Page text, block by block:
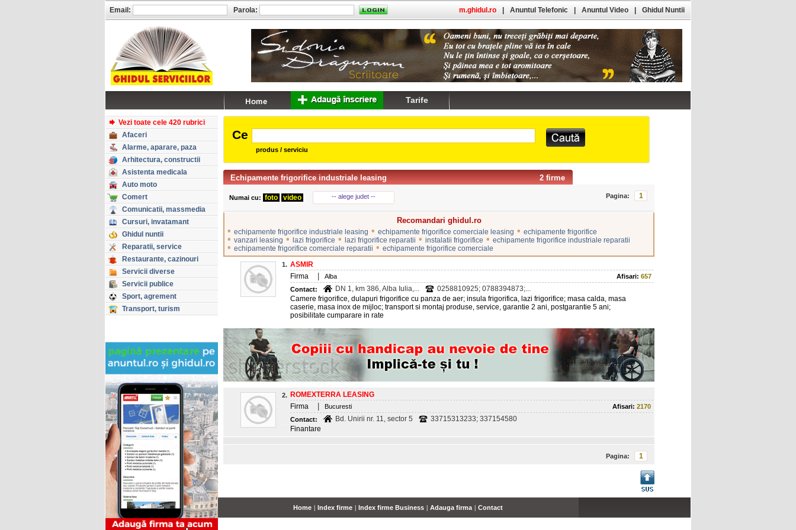
Vezi toate cele 420 rubrici
Afaceri
Alarme, aparare, paza
Arhitectura, constructii
Asistenta medicala
Auto moto
Comert
Comunicatii, massmedia
Cursuri, invatamant
Ghidul nuntii
Reparatii, service
Restaurante, cazinouri
Servicii diverse
Servicii publice
Sport, agrement
Transport, turism
Ce
produs / serviciu
2 firme
Echipamente frigorifice industriale leasing
Numai cu: foto video -- alege judet -- Pagina: 1
Recomandari ghidul.ro
• echipamente frigorifice industriale leasing • echipamente frigorifice comerciale leasing • echipamente frigorifice
• vanzari leasing • lazi frigorifice • lazi frigorifice reparatii • instalatii frigorifice • echipamente frigorifice industriale reparatii
• echipamente frigorifice comerciale reparatii • echipamente frigorifice comerciale
1. ASMIR
Firma
Alba Afisari: 657
Contact:
DN 1, km 386, Alba Iulia,...
0258810925; 0788394873;...
Camere frigorifice, dulapuri frigorifice cu panza de aer; insula frigorifica, lazi frigorifice; masa calda, masa
caserie, masa inox de mijloc; transport si montaj produse, service, garantie 2 ani, postgarantie 5 ani;
posibilitate cumparare in rate
2. ROMEXTERRA LEASING
Firma
Bucuresti Afisari: 2170
Contact:
Bd. Unirii nr. 11, sector 5
33715313233; 337154580
Finantare
Pagina: 1
Email: Parola: m.ghidul.ro Anuntul Telefonic Anuntul Video Ghidul Nuntii
Tarife
Copyright © GHIDUL 2026
Toate drepturile rezervate
Home | Index firme | Index firme Business | Adauga firma | Contact